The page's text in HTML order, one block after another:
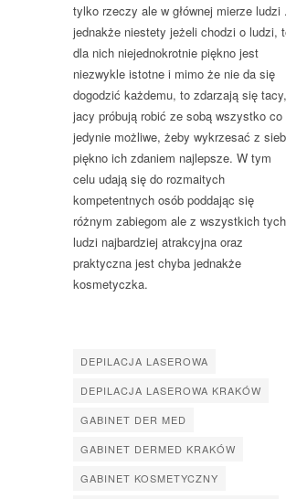
tylko rzeczy ale w głównej mierze ludzi
jednakże niestety jeżeli chodzi o ludzi,
dla nich niejednokrotnie piękno jest
niezwykle istotne i mimo że nie da się
dogodzić każdemu, to zdarzają się tacy,
jacy próbują robić ze sobą wszystko co
jedynie możliwe, żeby wykrzesać z
piękno ich zdaniem najlepsze. W tym
celu udają się do rozmaitych
kompetentnych osób poddając się
różnym zabiegom ale z wszystkich tych
ludzi najbardziej atrakcyjna oraz
praktyczna jest chyba jednakże
kosmetyczka.
DEPILACJA LASEROWA
DEPILACJA LASEROWA KRAKÓW
GABINET DER MED
GABINET DERMED KRAKÓW
GABINET KOSMETYCZNY